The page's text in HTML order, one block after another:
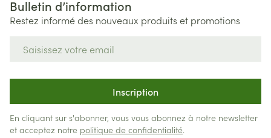
Bulletin d’information
Restez informé des nouveaux produits et promotions
Inscription
En cliquant sur s'abonner, vous vous abonnez à notre newsletter
et acceptez notre politique de confidentialité.